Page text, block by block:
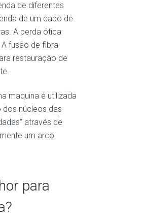
de diferentes
de um cabo de
A perda ótica
fusão de fibra
restauração de
maquina é utilizada
dos núcleos das
através de
um arco
para